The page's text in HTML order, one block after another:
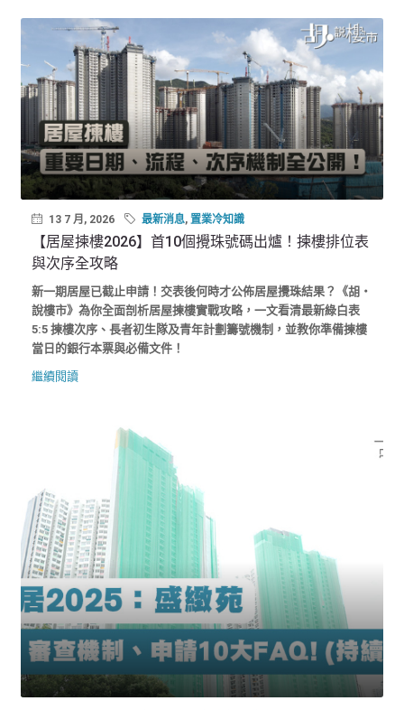
13 7 月, 2026 最新消息, 置業冷知識
【居屋揀樓2026】首10個攪珠號碼出爐！揀樓排位表
與次序全攻略
新一期居屋已截止申請！交表後何時才公佈居屋攪珠結果？《胡‧
說樓市》為你全面剖析居屋揀樓實戰攻略，一文看清最新綠白表
5:5 揀樓次序、長者初生隊及青年計劃籌號機制，並教你準備揀樓
當日的銀行本票與必備文件！
繼續閱讀